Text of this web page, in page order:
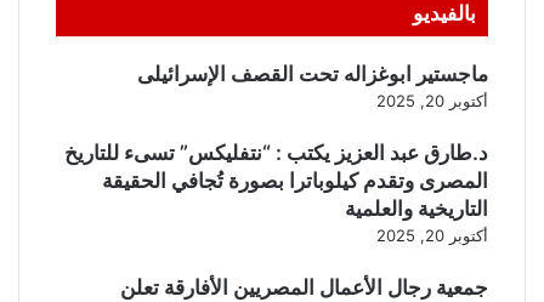
بالفيديو
ماجستير ابوغزاله تحت القصف الإسرائيلى
أكتوبر 20, 2025
د.طارق عبد العزيز يكتب : “نتفليكس” تسىء للتاريخ
المصرى وتقدم كيلوباترا بصورة تُجافي الحقيقة
التاريخية والعلمية
أكتوبر 20, 2025
جمعية رجال الأعمال المصريين الأفارقة تعلن